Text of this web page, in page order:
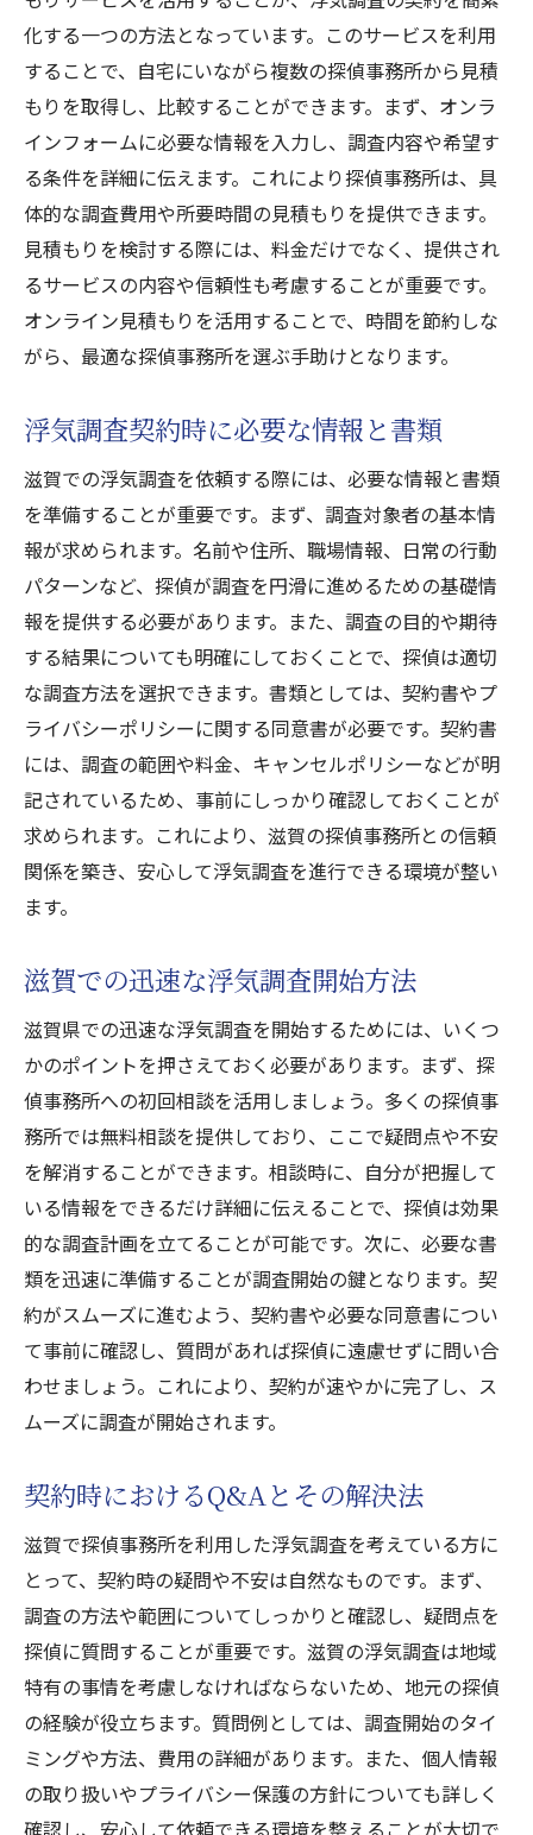
化する一つの方法となっています。このサービスを利用
することで、自宅にいながら複数の探偵事務所から見積
もりを取得し、比較することができます。まず、オンラ
インフォームに必要な情報を入力し、調査内容や希望す
る条件を詳細に伝えます。これにより探偵事務所は、具
体的な調査費用や所要時間の見積もりを提供できます。
見積もりを検討する際には、料金だけでなく、提供され
るサービスの内容や信頼性も考慮することが重要です。
オンライン見積もりを活用することで、時間を節約しな
がら、最適な探偵事務所を選ぶ手助けとなります。
浮気調査契約時に必要な情報と書類
滋賀での浮気調査を依頼する際には、必要な情報と書類
を準備することが重要です。まず、調査対象者の基本情
報が求められます。名前や住所、職場情報、日常の行動
パターンなど、探偵が調査を円滑に進めるための基礎情
報を提供する必要があります。また、調査の目的や期待
する結果についても明確にしておくことで、探偵は適切
な調査方法を選択できます。書類としては、契約書やプ
ライバシーポリシーに関する同意書が必要です。契約書
には、調査の範囲や料金、キャンセルポリシーなどが明
記されているため、事前にしっかり確認しておくことが
求められます。これにより、滋賀の探偵事務所との信頼
関係を築き、安心して浮気調査を進行できる環境が整い
ます。
滋賀での迅速な浮気調査開始方法
滋賀県での迅速な浮気調査を開始するためには、いくつ
かのポイントを押さえておく必要があります。まず、探
偵事務所への初回相談を活用しましょう。多くの探偵事
務所では無料相談を提供しており、ここで疑問点や不安
を解消することができます。相談時に、自分が把握して
いる情報をできるだけ詳細に伝えることで、探偵は効果
的な調査計画を立てることが可能です。次に、必要な書
類を迅速に準備することが調査開始の鍵となります。契
約がスムーズに進むよう、契約書や必要な同意書につい
て事前に確認し、質問があれば探偵に遠慮せずに問い合
わせましょう。これにより、契約が速やかに完了し、ス
ムーズに調査が開始されます。
契約時におけるQ&Aとその解決法
滋賀で探偵事務所を利用した浮気調査を考えている方に
とって、契約時の疑問や不安は自然なものです。まず、
調査の方法や範囲についてしっかりと確認し、疑問点を
探偵に質問することが重要です。滋賀の浮気調査は地域
特有の事情を考慮しなければならないため、地元の探偵
の経験が役立ちます。質問例としては、調査開始のタイ
ミングや方法、費用の詳細があります。また、個人情報
の取り扱いやプライバシー保護の方針についても詳しく
確認し、安心して依頼できる環境を整えることが大切で